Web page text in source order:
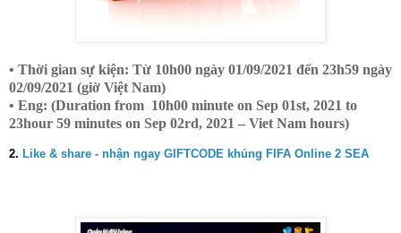
• Thời gian sự kiện: Từ 10h00 ngày 01/09/2021 đến 23h59 ngày
02/09/2021 (giờ Việt Nam)
• Eng: (Duration from 10h00 minute on Sep 01st, 2021 to
23hour 59 minutes on Sep 02rd, 2021 – Viet Nam hours)
2. Like & share - nhận ngay GIFTCODE khủng FIFA Online 2 SEA